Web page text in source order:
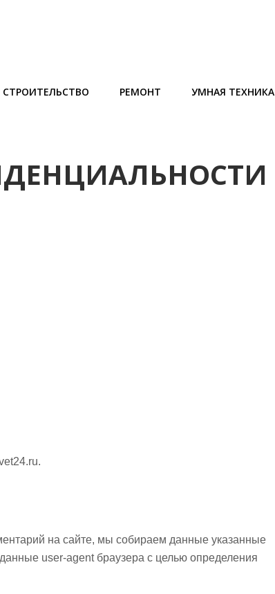
СТРОИТЕЛЬСТВО РЕМОНТ УМНАЯ ТЕХНИКА
на сайте, мы собираем данные указанные
user-agent браузера с целью определения